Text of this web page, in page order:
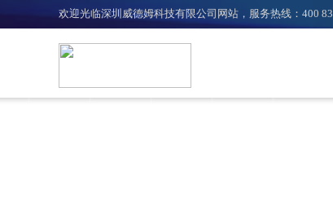
欢迎光临深圳威德姆科技有限公司网站，服务热线：400